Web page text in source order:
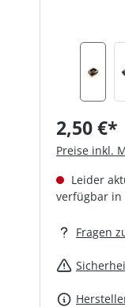
2,50 €*
Preise inkl.
Leider
verfügbar in
Fragen